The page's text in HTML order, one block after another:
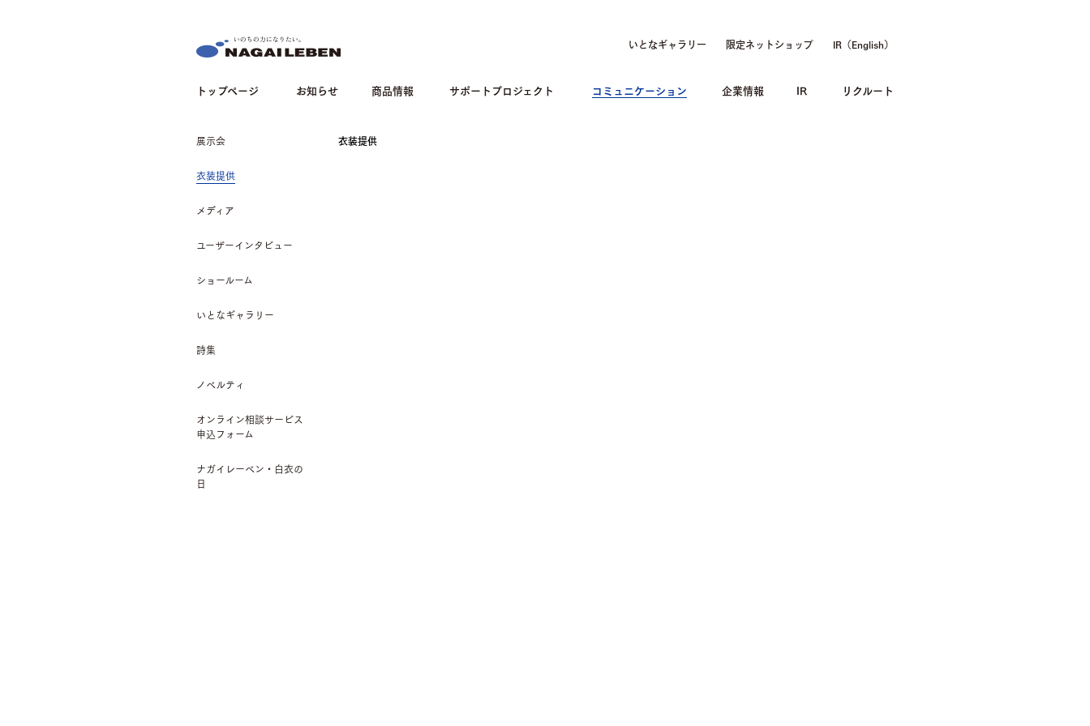
いとなギャラリー 限定ネットショップ IR（English）
トップページ お知らせ 商品情報 サポートプロジェクト コミュニケーション 企業情報 IR リクルート
展示会
衣装提供
メディア
ユーザーインタビュー
ショールーム
いとなギャラリー
詩集
ノベルティ
オンライン相談サービス
申込フォーム
ナガイレーベン・白衣の
日
衣装提供